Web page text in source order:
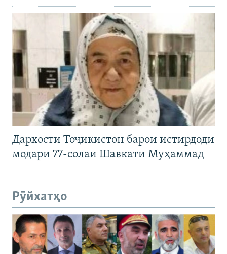
Дархости Тоҷикистон барои истирдоди
модари 77-солаи Шавкати Муҳаммад
Рӯйхатҳо